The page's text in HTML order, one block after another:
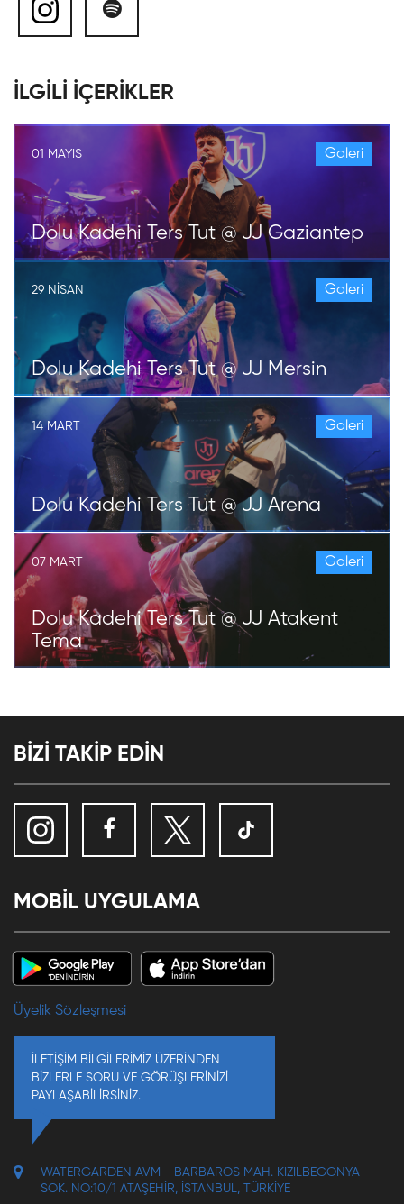
İLGİLİ İÇERİKLER
01 MAYIS Galeri
Dolu Kadehi Ters Tut @ JJ Gaziantep
29 NISAN Galeri
Dolu Kadehi Ters Tut @ JJ Mersin
14 MART Galeri
Dolu Kadehi Ters Tut @ JJ Arena
07 MART Galeri
Dolu Kadehi Ters Tut @ JJ Atakent
Tema
BİZİ TAKİP EDİN
MOBİL UYGULAMA
Üyelik Sözleşmesi
İLETİŞİM BİLGİLERİMİZ ÜZERİNDEN
BİZLERLE SORU VE GÖRÜŞLERİNİZİ
PAYLAŞABİLİRSİNİZ.
WATERGARDEN AVM - BARBAROS MAH. KIZILBEGONYA
SOK. NO:10/1 ATAŞEHIR, İSTANBUL, TÜRKIYE